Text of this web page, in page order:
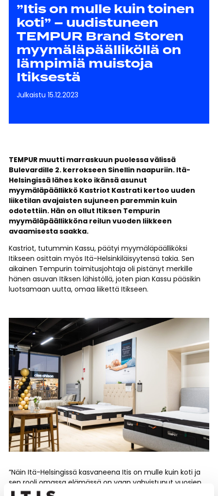
”Itis on mulle kuin toinen
koti” – uudistuneen
TEMPUR Brand Storen
myymäläpäälliköllä on
lämpimiä muistoja
Itiksestä
Julkaistu 15.12.2023
TEMPUR muutti marraskuun puolessa välissä
Bulevardille 2. kerrokseen Sinellin naapuriin. Itä-
Helsingissä lähes koko ikänsä asunut
myymäläpäällikkö Kastriot Kastrati kertoo uuden
liiketilan avajaisten sujuneen paremmin kuin
odotettiin. Hän on ollut Itiksen Tempurin
myymäläpäällikköna reilun vuoden liikkeen
avaamisesta saakka.
Kastriot, tutummin Kassu, päätyi myymäläpäälliköksi
Itikseen osittain myös Itä-Helsinkiläisyytensä takia. Sen
aikainen Tempurin toimitusjohtaja oli pistänyt merkille
hänen asuvan Itiksen lähistöllä, joten pian Kassu pääsikin
luotsamaan uutta, omaa liikettä Itikseen.
”Näin Itä-Helsingissä kasvaneena Itis on mulle kuin koti ja
sen rooli omassa elämässä on vaan vahvistunut vuosien
varrella. Elämä pyörii aika pitkälti tässä ympärillä, kun